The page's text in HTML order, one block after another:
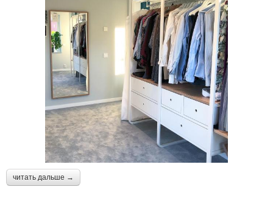
читать дальше →